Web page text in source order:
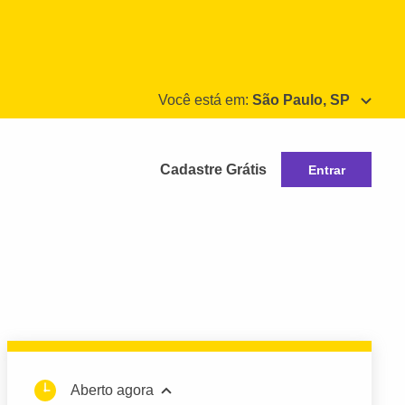
Você está em: São Paulo, SP
Cadastre Grátis Entrar
Aberto agora